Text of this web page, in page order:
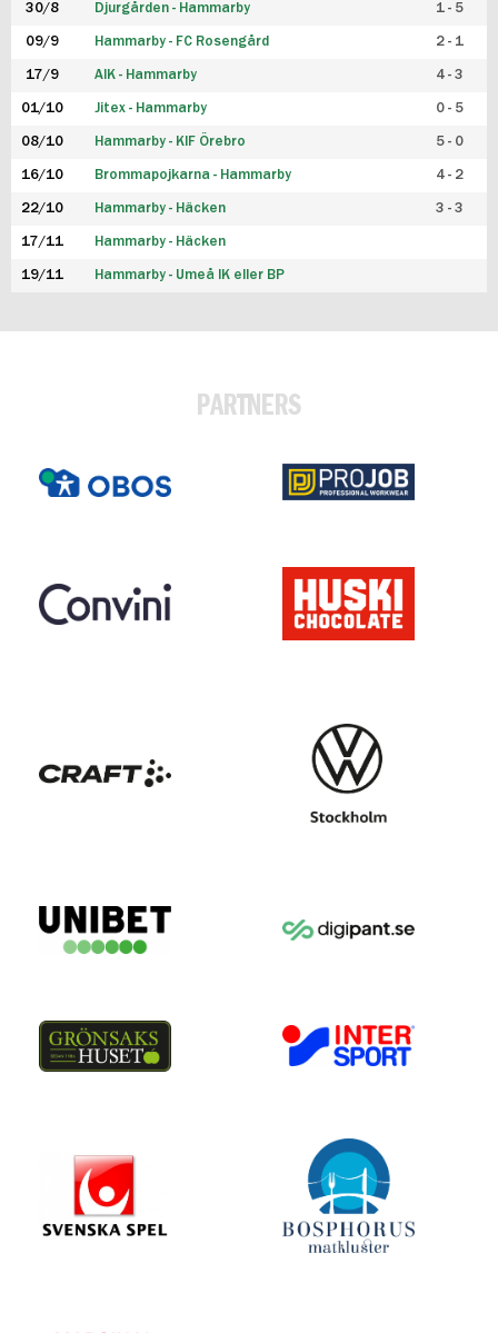
30/8 Djurgården - Hammarby 1 - 5
09/9 Hammarby - FC Rosengård 2 - 1
17/9 AIK - Hammarby 4 - 3
01/10 Jitex - Hammarby 0 - 5
08/10 Hammarby - KIF Örebro 5 - 0
16/10 Brommapojkarna - Hammarby 4 - 2
22/10 Hammarby - Häcken 3 - 3
17/11 Hammarby - Häcken
19/11 Hammarby - Umeå IK eller BP
PARTNERS